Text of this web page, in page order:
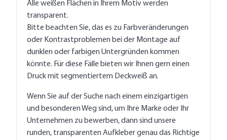
Alle weißen Flächen in Ihrem Motiv werden
transparent.
Bitte beachten Sie, das es zu Farbveränderungen
oder Kontrastproblemen bei der Montage auf
dunklen oder farbigen Untergründen kommen
könnte. Für diese Fälle bieten wir Ihnen gern einen
Druck mit segmentiertem Deckweiß an.
Wenn Sie auf der Suche nach einem einzigartigen
und besonderen Weg sind, um Ihre Marke oder Ihr
Unternehmen zu bewerben, dann sind unsere
runden, transparenten Aufkleber genau das Richtige